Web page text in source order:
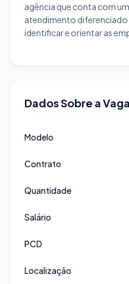
agência que conta com
atendimento
identificar e orientar as
Dados Sobre a Vaga
Modelo
Contrato
Quantidade
Salário
PCD
Localização